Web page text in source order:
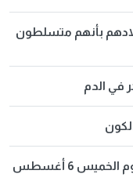
بأنهم متسلطون
في الدم
مواقيت الصلاة في محافظات مصر اليوم الخميس 6 أغسطس